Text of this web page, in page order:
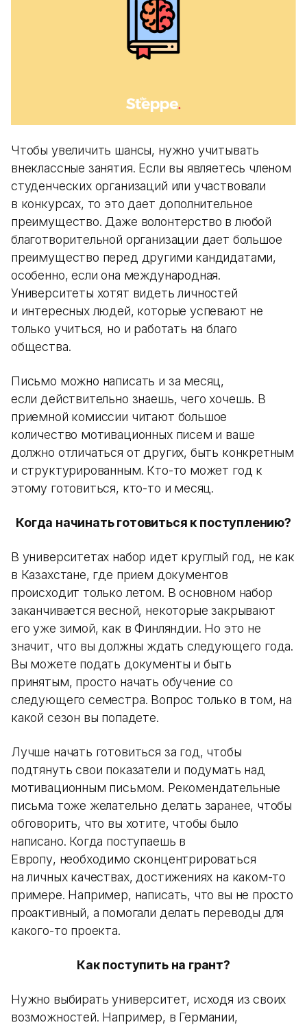
Чтобы увеличить шансы, нужно учитывать
внеклассные занятия. Если вы являетесь членом
студенческих организаций или участвовали
в конкурсах, то это дает дополнительное
преимущество. Даже волонтерство в любой
благотворительной организации дает большое
преимущество перед другими кандидатами,
особенно, если она международная.
Университеты хотят видеть личностей
и интересных людей, которые успевают не
только учиться, но и работать на благо
общества.
Письмо можно написать и за месяц,
если действительно знаешь, чего хочешь. В
приемной комиссии читают большое
количество мотивационных писем и ваше
должно отличаться от других, быть конкретным
и структурированным. Кто-то может год к
этому готовиться, кто-то и месяц.
Когда начинать готовиться к поступлению?
В университетах набор идет круглый год, не как
в Казахстане, где прием документов
происходит только летом. В основном набор
заканчивается весной, некоторые закрывают
его уже зимой, как в Финляндии. Но это не
значит, что вы должны ждать следующего года.
Вы можете подать документы и быть
принятым, просто начать обучение со
следующего семестра. Вопрос только в том, на
какой сезон вы попадете.
Лучше начать готовиться за год, чтобы
подтянуть свои показатели и подумать над
мотивационным письмом. Рекомендательные
письма тоже желательно делать заранее, чтобы
обговорить, что вы хотите, чтобы было
написано. Когда поступаешь в
Европу, необходимо сконцентрироваться
на личных качествах, достижениях на каком-то
примере. Например, написать, что вы не просто
проактивный, а помогали делать переводы для
какого-то проекта.
Как поступить на грант?
Нужно выбирать университет, исходя из своих
возможностей. Например, в Германии,